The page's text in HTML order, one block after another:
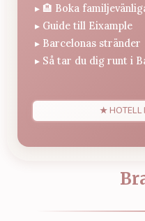
▸ 🏨 Boka
▸ Guide till Eixample
▸ Barcelonas stränder
▸ Så tar du dig runt i
★ HOTELL